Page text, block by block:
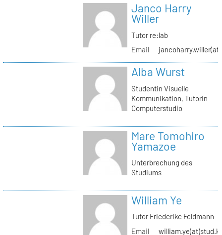
Janco Harry
Willer
Tutor re:lab
Email
Alba Wurst
Studentin Visuelle
Kommunikation, Tutorin
Computerstudio
Mare Tomohiro
Yamazoe
Unterbrechung des
Studiums
William Ye
Tutor Friederike Feldmann
Email